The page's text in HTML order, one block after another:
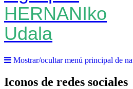
HERNANIko
Udala
Mostrar/ocultar menú principal de
Iconos de redes sociales